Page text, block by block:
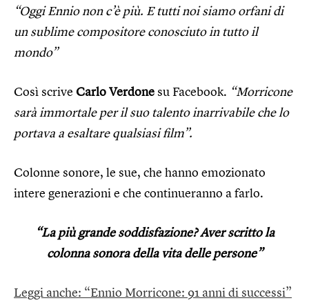
“Oggi Ennio non c’è più. E tutti noi siamo orfani di
un sublime compositore conosciuto in tutto il
mondo”
Così scrive Carlo Verdonesu Facebook. “Morricone
sarà immortale per il suo talento inarrivabile che lo
portava a esaltare qualsiasi film”.
Colonne sonore, le sue, che hanno emozionato
intere generazioni e che continueranno a farlo.
“La più grande soddisfazione? Aver scritto la
colonna sonora della vita delle persone”
Leggi anche: “Ennio Morricone: 91 anni di successi”